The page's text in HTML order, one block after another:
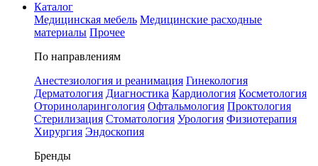
Каталог
Медицинская мебель Медицинские расходные
материалы Прочее
По направлениям
Анестезиология и реанимация Гинекология
Дерматология Диагностика Кардиология Косметология
Оториноларингология Офтальмология Проктология
Стерилизация Стоматология Урология Физиотерапия
Хирургия Эндоскопия
Бренды